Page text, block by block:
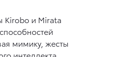
Kirobo и Mirata
мимику, жесты
интеллекта